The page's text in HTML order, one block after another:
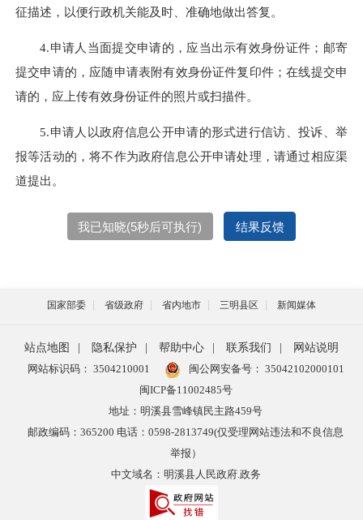
征描述，以便行政机关能及时、准确地做出答复。
4.申请人当面提交申请的，应当出示有效身份证件；邮寄
提交申请的，应随申请表附有效身份证件复印件；在线提交申
请的，应上传有效身份证件的照片或扫描件。
5.申请人以政府信息公开申请的形式进行信访、投诉、举
报等活动的，将不作为政府信息公开申请处理，请通过相应渠
道提出。
我已知晓(5秒后可执行) 结果反馈
国家部委 省级政府 省内地市 三明县区 新闻媒体
站点地图 | 隐私保护 | 帮助中心 | 联系我们 |
网站说明
网站标识码： 3504210001
闽公网安备号： 35042102000101
闽ICP备11002485号
地址：明溪县雪峰镇民主路459号
邮政编码：365200 电话：0598-2813749(仅受理网站违法和不良信息
举报）
中文域名：明溪县人民政府.政务